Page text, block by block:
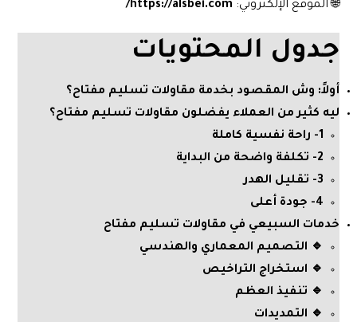
🌐 الموقع الإلكتروني: https://alsbei.com/
جدول المحتويات
أولاً: وش المقصود بخدمة مقاولات تسليم مفتاح؟
ليه كثير من العملاء يفضلون مقاولات تسليم مفتاح؟
1- راحة نفسية كاملة
2- تكلفة واضحة من البداية
3- تقليل الهدر
4- جودة أعلى
خدمات السبيعي في مقاولات تسليم مفتاح
🔹 التصميم المعماري والهندسي
🔹 استخراج التراخيص
🔹 تنفيذ العظم
🔹 التمديدات